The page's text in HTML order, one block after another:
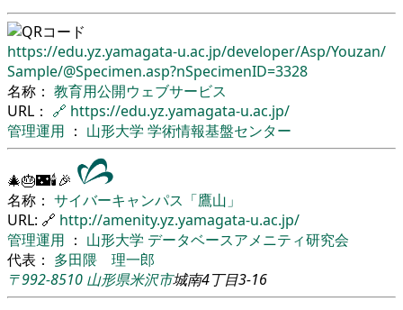
https://edu.yz.yamagata-u.ac.jp/developer/Asp/Youzan/
Sample/@Specimen.asp?nSpecimenID=3328
名称： 教育用公開ウェブサービス
URL： 🔗 https://edu.yz.yamagata-u.ac.jp/
管理運用 ： 山形大学 学術情報基盤センター
🎄🎂🌃🕯🎉
名称： サイバーキャンパス「鷹山」
URL: 🔗 http://amenity.yz.yamagata-u.ac.jp/
管理運用 ： 山形大学 データベースアメニティ研究会
代表： 多田隈 理一郎
〒992-8510 山形県米沢市城南4丁目3-16